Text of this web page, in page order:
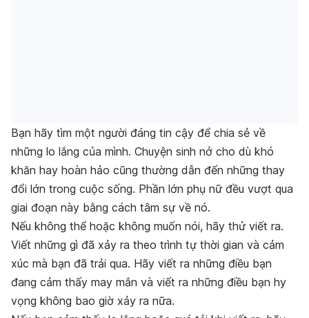
Bạn hãy tìm một người đáng tin cậy để chia sẻ về
những lo lắng của mình. Chuyện sinh nở cho dù khó
khăn hay hoàn hảo cũng thường dẫn đến những thay
đổi lớn trong cuộc sống. Phần lớn phụ nữ đều vượt qua
giai đoạn này bằng cách tâm sự về nó.
Nếu không thể hoặc không muốn nói, hãy thử viết ra.
Viết những gì đã xảy ra theo trình tự thời gian và cảm
xúc mà bạn đã trải qua. Hãy viết ra những điều bạn
đang cảm thấy may mắn và viết ra những điều bạn hy
vọng không bao giờ xảy ra nữa.